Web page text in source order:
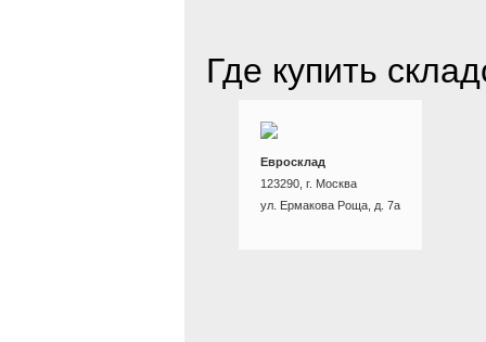
Где купить
Евросклад
123290, г. Москва
ул. Ермакова Роща, д. 7а